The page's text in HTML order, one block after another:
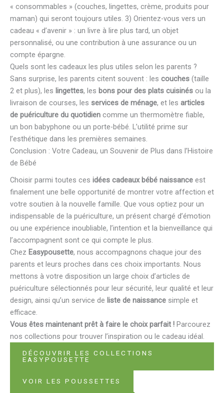
« consommables » (couches, lingettes, crème, produits pour
maman) qui seront toujours utiles. 3) Orientez-vous vers un
cadeau « d’avenir » : un livre à lire plus tard, un objet
personnalisé, ou une contribution à une assurance ou un
compte épargne.
Quels sont les cadeaux les plus utiles selon les parents ?
Sans surprise, les parents citent souvent : les couches (taille
2 et plus), les lingettes, les bons pour des plats cuisinés ou la
livraison de courses, les services de ménage, et les articles
de puériculture du quotidien comme un thermomètre fiable,
un bon babyphone ou un porte-bébé. L’utilité prime sur
l’esthétique dans les premières semaines.
Conclusion : Votre Cadeau, un Souvenir de Plus dans l’Histoire
de Bébé
Choisir parmi toutes ces idées cadeaux bébé naissance est
finalement une belle opportunité de montrer votre affection et
votre soutien à la nouvelle famille. Que vous optiez pour un
indispensable de la puériculture, un présent chargé d’émotion
ou une expérience inoubliable, l’intention et la bienveillance qui
l’accompagnent sont ce qui compte le plus.
Chez Easypousette, nous accompagnons chaque jour des
parents et leurs proches dans ces choix importants. Nous
mettons à votre disposition un large choix d’articles de
puériculture sélectionnés pour leur sécurité, leur qualité et leur
design, ainsi qu’un service de liste de naissance simple et
efficace.
Vous êtes maintenant prêt à faire le choix parfait ! Parcourez
nos collections pour trouver l’inspiration ou le cadeau idéal.
DÉCOUVRIR LES COLLECTIONS
EASYPOUSETTE
VOIR LES POUSSETTES